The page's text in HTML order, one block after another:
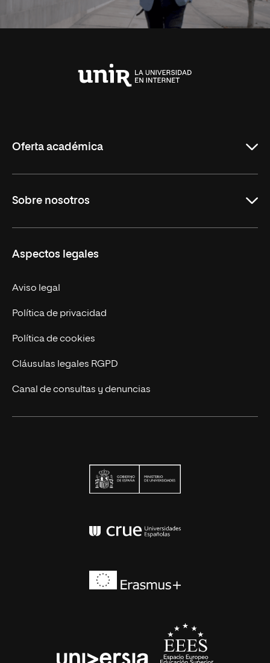
Oferta académica
Maestrías
Sobre nosotros
Trabaja en UNIR
Actualidad UNIR
Contáctanos
Aspectos legales
Aviso legal
Política de privacidad
Política de cookies
Cláusulas legales RGPD
Canal de consultas y denuncias